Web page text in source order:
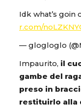
Idk what’s goin
r.com/
— glogloglo
Impaurito, il
gambe del
preso in
restituirlo alla